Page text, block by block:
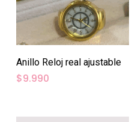
Anillo Reloj real ajustable
$9.990